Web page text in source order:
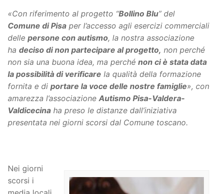
«Con riferimento al progetto “Bollino Blu” del
Comune di Pisa per l’accesso agli esercizi commerciali
delle persone con autismo, la nostra associazione
ha deciso di non partecipare al progetto, non perché
non sia una buona idea, ma perché non ci è stata data
la possibilità di verificare la qualità della formazione
fornita e di portare la voce delle nostre famiglie», con
amarezza l’associazione Autismo Pisa-Valdera-
Valdicecina ha preso le distanze dall’iniziativa
presentata nei giorni scorsi dal Comune toscano.
Nei giorni
scorsi i